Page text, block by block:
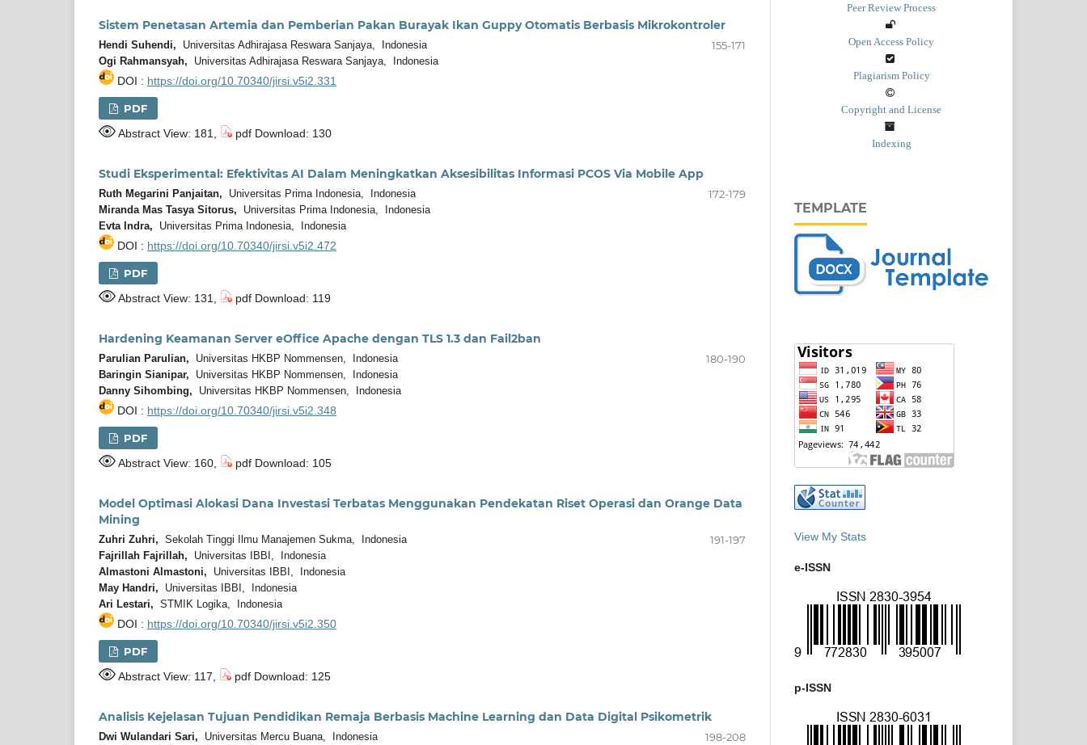
Sistem Penetasan Artemia dan Pemberian Pakan Burayak Ikan Guppy Otomatis Berbasis Mikrokontroler
Hendi Suhendi, Universitas Adhirajasa Reswara Sanjaya, Indonesia
Ogi Rahmansyah, Universitas Adhirajasa Reswara Sanjaya, Indonesia
155-171
DOI : https://doi.org/10.70340/jirsi.v5i2.331
PDF
Abstract View: 181,
pdf Download: 130
Studi Eksperimental: Efektivitas AI Dalam Meningkatkan Aksesibilitas Informasi PCOS Via Mobile App
Ruth Megarini Panjaitan, Universitas Prima Indonesia, Indonesia
Miranda Mas Tasya Sitorus, Universitas Prima Indonesia, Indonesia
Evta Indra, Universitas Prima Indonesia, Indonesia
172-179
DOI : https://doi.org/10.70340/jirsi.v5i2.472
PDF
Abstract View: 131,
pdf Download: 119
Hardening Keamanan Server eOffice Apache dengan TLS 1.3 dan Fail2ban
Parulian Parulian, Universitas HKBP Nommensen, Indonesia
Baringin Sianipar, Universitas HKBP Nommensen, Indonesia
Danny Sihombing, Universitas HKBP Nommensen, Indonesia
180-190
DOI : https://doi.org/10.70340/jirsi.v5i2.348
PDF
Abstract View: 160,
pdf Download: 105
Model Optimasi Alokasi Dana Investasi Terbatas Menggunakan Pendekatan Riset Operasi dan Orange Data
Mining
Zuhri Zuhri, Sekolah Tinggi Ilmu Manajemen Sukma, Indonesia
Fajrillah Fajrillah, Universitas IBBI, Indonesia
Almastoni Almastoni, Universitas IBBI, Indonesia
May Handri, Universitas IBBI, Indonesia
Ari Lestari, STMIK Logika, Indonesia
191-197
DOI : https://doi.org/10.70340/jirsi.v5i2.350
PDF
Abstract View: 117,
pdf Download: 125
Analisis Kejelasan Tujuan Pendidikan Remaja Berbasis Machine Learning dan Data Digital Psikometrik
Dwi Wulandari Sari, Universitas Mercu Buana, Indonesia
198-208
Peer Review Process
Open Access Policy
Plagiarism Policy
Copyright and License
Indexing
TEMPLATE
View My Stats
e-ISSN
p-ISSN